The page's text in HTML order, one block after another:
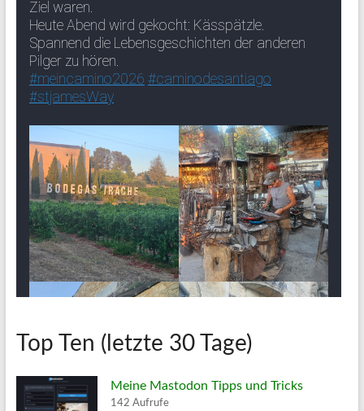
Top Ten (letzte 30 Tage)
Meine Mastodon Tipps und Tricks
142 Aufrufe